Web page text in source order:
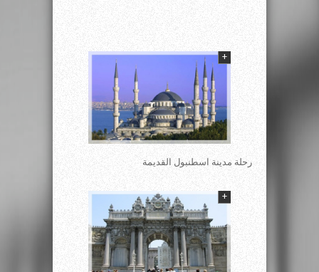
+
رحلة مدينة اسطنبول القديمة
+